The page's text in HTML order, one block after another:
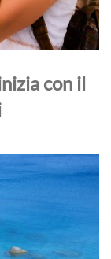
con il